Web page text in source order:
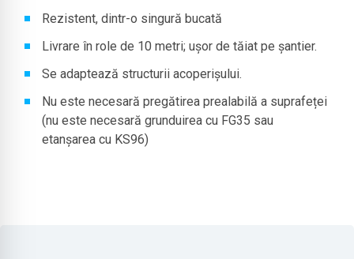
Rezistent, dintr-o singură bucată
Livrare în role de 10 metri; ușor de tăiat pe șantier.
Se adaptează structurii acoperișului.
Nu este necesară pregătirea prealabilă a suprafeței
(nu este necesară grunduirea cu FG35 sau
etanșarea cu KS96)